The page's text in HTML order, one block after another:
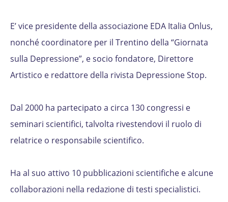
E’ vice presidente della associazione EDA Italia Onlus,
nonché coordinatore per il Trentino della “Giornata
sulla Depressione”, e socio fondatore, Direttore
Artistico e redattore della rivista Depressione Stop.
Dal 2000 ha partecipato a circa 130 congressi e
seminari scientifici, talvolta rivestendovi il ruolo di
relatrice o responsabile scientifico.
Ha al suo attivo 10 pubblicazioni scientifiche e alcune
collaborazioni nella redazione di testi specialistici.